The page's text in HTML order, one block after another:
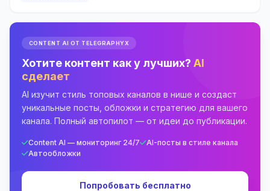
CONTENT AI ОТ TELEGRAPHYX
Хотите контент как у лучших? AI
сделает
AI изучит стиль топовых каналов в нише и создаст
уникальные посты, обложки и стратегию для вашего
канала. Полный автопилот — от идеи до публикации.
Content AI — мониторинг 24/7
AI-посты в стиле канала
Автообложки
Попробовать бесплатно